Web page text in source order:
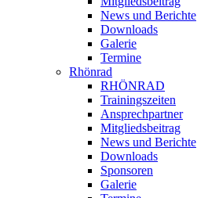
News und Berichte
Downloads
Galerie
Termine
Rhönrad
RHÖNRAD
Trainingszeiten
Ansprechpartner
Mitgliedsbeitrag
News und Berichte
Downloads
Sponsoren
Galerie